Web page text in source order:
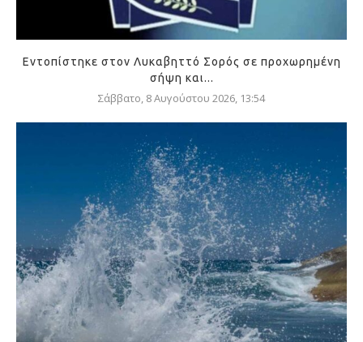
Εντοπίστηκε στον Λυκαβηττό Σορός σε προχωρημένη
σήψη και...
Σάββατο, 8 Αυγούστου 2026, 13:54